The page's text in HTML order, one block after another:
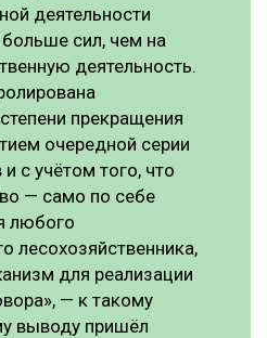
деятельности
сил, чем на
деятельность.
прекращения
очередной серии
с учётом того, что
— само по себе
любого
лесохозяйственника,
для реализации
— к такому
выводу пришёл